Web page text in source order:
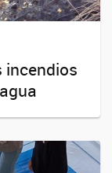
incendios